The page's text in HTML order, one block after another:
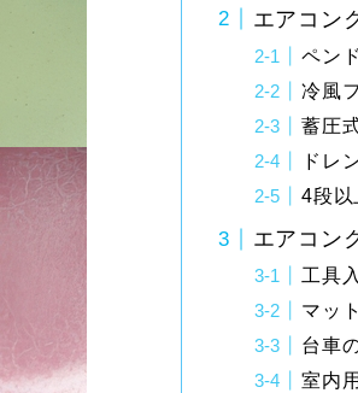
エアコン
ペン
冷風
蓄圧
ドレ
4段以
エアコン
工具
マッ
台車
室内